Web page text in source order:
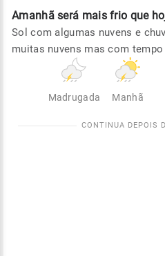
Amanhã será mais frio que
Sol com algumas nuvens e
muitas nuvens mas com
Madrugada Manhã